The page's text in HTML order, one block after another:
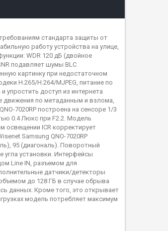
стандарта защиты от
работу устройства на улице,
WDR 120 дБ (двойное
подавляет шумы BLC
картинку при недостаточном
H.265/H.264/MJPEG, питание по
упростить доступ из интернета
движения по метаданным и взлома,
7020RP построена на сенсоре 1/3
0.4 Люкс при F2.2. Модель
ICR корректирует
Samsung QNO-7020RP
95 (диагональ). Поворотный
угла установки. Интерфейсы
Line IN, разъемом для
датчики/детекторы
до 128 ГБ в случае обрыва
данных. Кроме того, это открывает
модель потребляет максимум